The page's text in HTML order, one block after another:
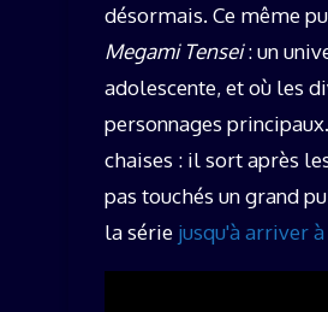
désormais. Ce même
Megami Tensei: un
adolescente, et où les
personnages
chaises : il sort après
pas touchés un grand
la série jusqu'à arriver à